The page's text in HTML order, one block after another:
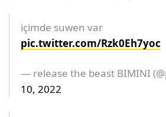
içimde suwen var
pic.twitter.com/Rzk0Eh7yoc
— release the beast BIMINI
10, 2022